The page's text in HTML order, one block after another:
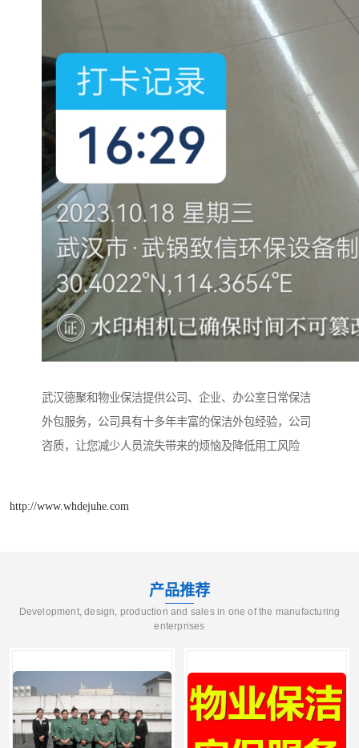
武汉德聚和物业保洁提供公司、企业、办公室日常保洁
外包服务，公司具有十多年丰富的保洁外包经验，公司
咨质，让您减少人员流失带来的烦恼及降低用工风险
http://www.whdejuhe.com
产品推荐
Development, design, production and sales in one of the manufacturing
enterprises